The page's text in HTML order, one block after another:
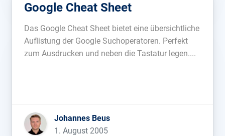
Google Cheat Sheet
Das Google Cheat Sheet bietet eine übersichtliche
Auflistung der Google Suchoperatoren. Perfekt
zum Ausdrucken und neben die Tastatur legen....
Johannes Beus
1. August 2005